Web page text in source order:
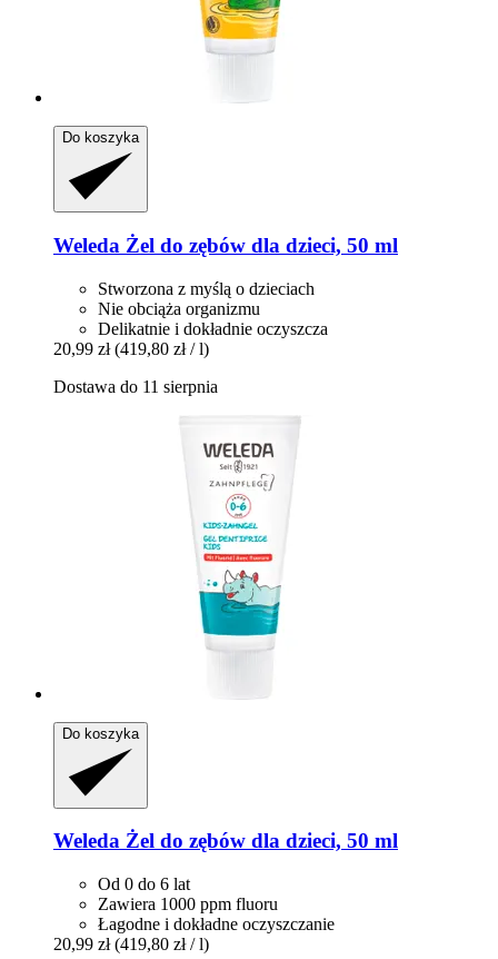
Do koszyka
Weleda Żel do zębów dla dzieci, 50 ml
Stworzona z myślą o dzieciach
Nie obciąża organizmu
Delikatnie i dokładnie oczyszcza
20,99 zł (419,80 zł / l)
Dostawa do 11 sierpnia
Do koszyka
Weleda Żel do zębów dla dzieci, 50 ml
Od 0 do 6 lat
Zawiera 1000 ppm fluoru
Łagodne i dokładne oczyszczanie
20,99 zł (419,80 zł / l)